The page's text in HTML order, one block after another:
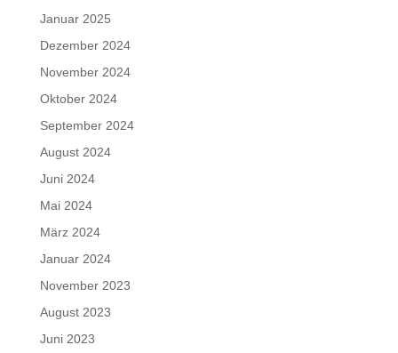
Januar 2025
Dezember 2024
November 2024
Oktober 2024
September 2024
August 2024
Juni 2024
Mai 2024
März 2024
Januar 2024
November 2023
August 2023
Juni 2023